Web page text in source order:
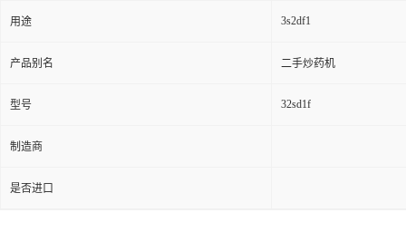
用途 3s2df1
产品别名 二手炒药机
型号 32sd1f
制造商
是否进口